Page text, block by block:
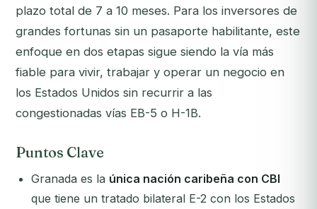
plazo total de 7 a 10 meses. Para los inversores de
grandes fortunas sin un pasaporte habilitante, este
enfoque en dos etapas sigue siendo la vía más
fiable para vivir, trabajar y operar un negocio en
los Estados Unidos sin recurrir a las
congestionadas vías EB-5 o H-1B.
Puntos Clave
Granada es la única nación caribeña con CBI
que tiene un tratado bilateral E-2 con los Estados